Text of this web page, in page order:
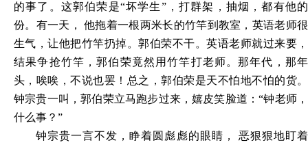
的事了。这郭伯荣是“坏学生”，打群架，抽烟，都有他的
份。有一天， 他拖着一根两米长的竹竿到教室，英语老师很
生气，让他把竹竿扔掉。郭伯荣不干。英语老师就过来要，
结果争抢竹竿，郭伯荣竟然用竹竿打老师。那年代，那年
头，唉唉，不说也罢！总之，郭伯荣是天不怕地不怕的货。
钟宗贵一叫，郭伯荣立马跑步过来，嬉皮笑脸道：“钟老师，
什么事？”
钟宗贵一言不发，睁着圆彪彪的眼睛， 恶狠狠地盯着